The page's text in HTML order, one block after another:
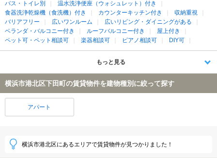
バス・トイレ別
温水洗浄便座（ウォシュレット）付き
食器洗浄乾燥機（食洗機）付き
カウンターキッチン付き
収納重視
バリアフリー
広いワンルーム
広いリビング・ダイニングがある
ベランダ・バルコニー付き
ルーフバルコニー付き
屋上付き
ペット可・ペット相談可
楽器相談可 ピアノ相談可 DIY可
もっと見る
横浜市港北区下田町の賃貸物件を建物種別に絞って探す
アパート
横浜市港北区にあるエリアで賃貸物件が見つかりました！